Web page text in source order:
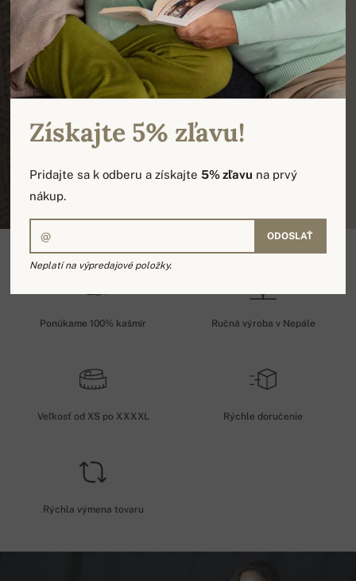
100% KAŠMÍR
NOVÉ MODELY
UNIKÁTNOSŤ
100% KAŠMÍR
NOVÉ MODELY
UNIKÁTNOSŤ
Ponúkame 100% kašmír Ručná výroba v Nepále
Veľkosť od XS po XXXXL Rýchle doručenie
Rýchla výmena tovaru
Získajte 5% zľavu!
Pridajte sa k odberu a získajte5% zľavu na prvý
nákup.
ODOSLAŤ
Neplatí na výpredajové položky.